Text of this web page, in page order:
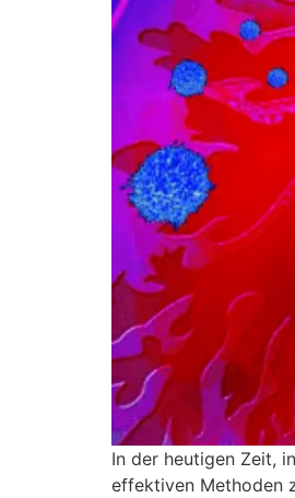
In der heutigen Zeit,
effektiven Methoden